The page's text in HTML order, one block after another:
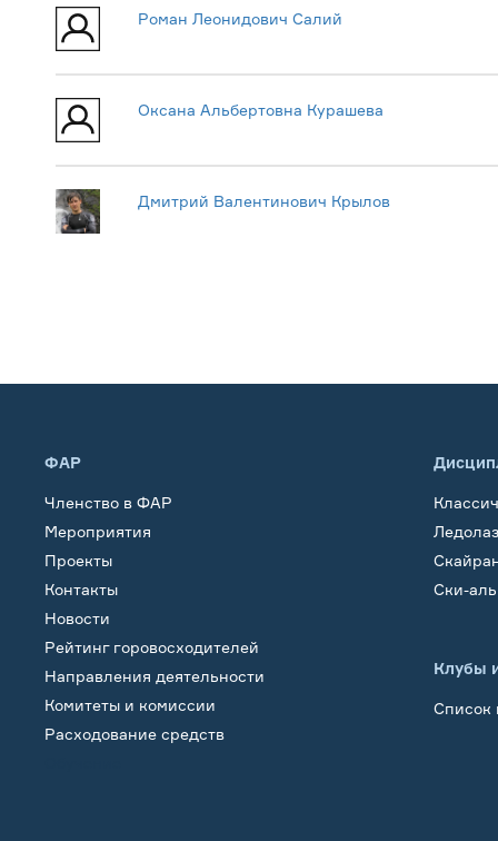
Роман Леонидович Салий
Оксана Альбертовна Курашева
Дмитрий Валентинович Крылов
ФАР
Членство в ФАР
Мероприятия
Проекты
Контакты
Новости
Рейтинг горовосходителей
Направления деятельности
Комитеты и комиссии
Расходование средств
Ски-
Клубы
Список